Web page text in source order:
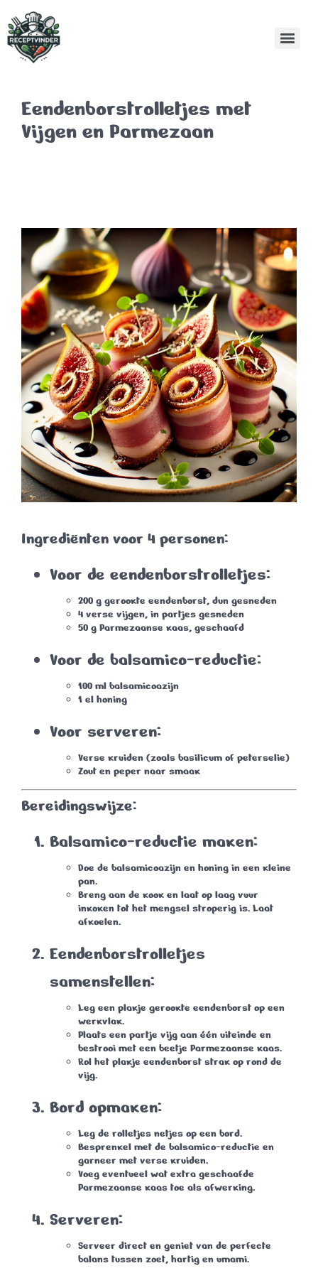
Eendenborstrolletjes met
Vijgen en Parmezaan
Ingrediënten voor 4 personen:
Voor de eendenborstrolletjes:
200 g gerookte eendenborst, dun gesneden
4 verse vijgen, in partjes gesneden
50 g Parmezaanse kaas, geschaafd
Voor de balsamico-reductie:
100 ml balsamicoazijn
1 el honing
Voor serveren:
Verse kruiden (zoals basilicum of peterselie)
Zout en peper naar smaak
Bereidingswijze:
Balsamico-reductie maken:
Doe de balsamicoazijn en honing in een kleine
pan.
Breng aan de kook en laat op laag vuur
inkoken tot het mengsel stroperig is. Laat
afkoelen.
Eendenborstrolletjes
samenstellen:
Leg een plakje gerookte eendenborst op een
werkvlak.
Plaats een partje vijg aan één uiteinde en
bestrooi met een beetje Parmezaanse kaas.
Rol het plakje eendenborst strak op rond de
vijg.
Bord opmaken:
Leg de rolletjes netjes op een bord.
Besprenkel met de balsamico-reductie en
garneer met verse kruiden.
Voeg eventueel wat extra geschaafde
Parmezaanse kaas toe als afwerking.
Serveren:
Serveer direct en geniet van de perfecte
balans tussen zoet, hartig en umami.